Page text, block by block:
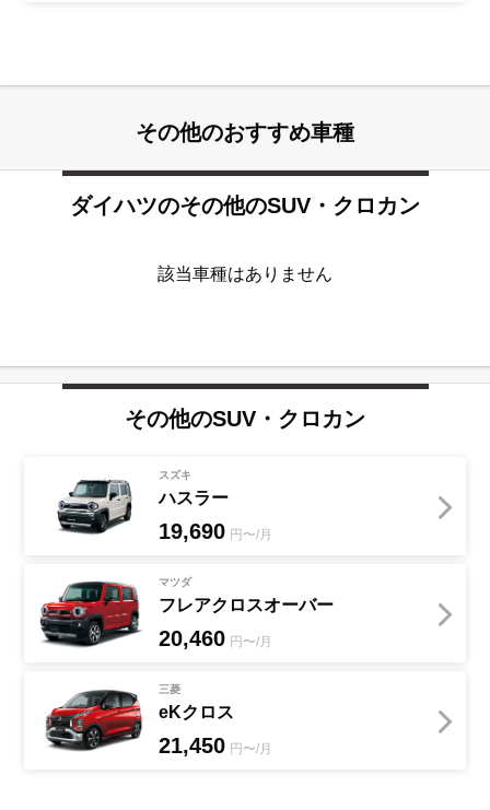
その他のおすすめ車種
ダイハツのその他のSUV・クロカン
該当車種はありません
その他のSUV・クロカン
スズキ
ハスラー
19,690 円〜/月
マツダ
フレアクロスオーバー
20,460 円〜/月
三菱
eKクロス
21,450 円〜/月